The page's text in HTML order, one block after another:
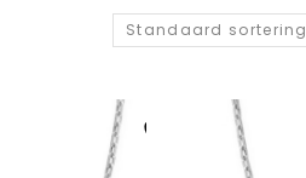
Standaard sortering